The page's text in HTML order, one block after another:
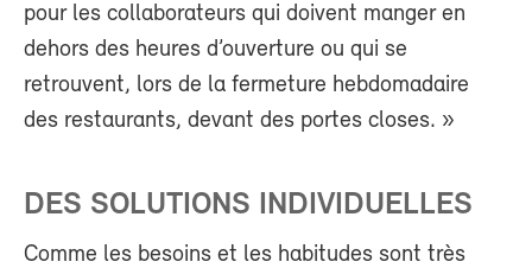
pour les collaborateurs qui doivent manger en
dehors des heures d’ouverture ou qui se
retrouvent, lors de la fermeture hebdomadaire
des restaurants, devant des portes closes. »
DES SOLUTIONS INDIVIDUELLES
Comme les besoins et les habitudes sont très